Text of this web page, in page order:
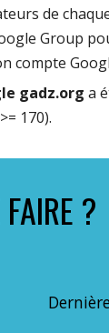
de
Group
compte
gadz.org a
170).
?